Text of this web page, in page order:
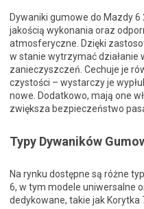
Dywaniki gumowe do Mazdy
jakością wykonania oraz
atmosferyczne. Dzięki
w stanie wytrzymać działanie
zanieczyszczeń. Cechuje je
czystości – wystarczy je
nowe. Dodatkowo, mają one
zwiększa bezpieczeństwo
Typy Dywaników
Na rynku dostępne są różne
6, w tym modele uniwersalne
dedykowane, takie jak